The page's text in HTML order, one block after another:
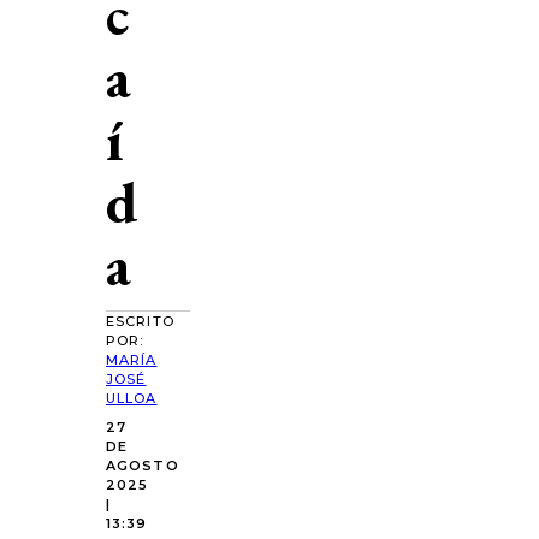
a
í
d
a
ESCRITO
POR:
MARÍA
JOSÉ
ULLOA
27
DE
AGOSTO
2025
|
13:39